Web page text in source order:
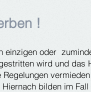
!
einzigen oder
wird und das
bilden im